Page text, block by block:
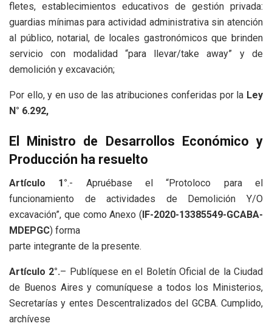
fletes, establecimientos educativos de gestión privada:
guardias mínimas para actividad administrativa sin atención
al público, notarial, de locales gastronómicos que brinden
servicio con modalidad “para llevar/take away” y de
demolición y excavación;
Por ello, y en uso de las atribuciones conferidas por la Ley
N° 6.292,
El Ministro de Desarrollos Económico y
Producción ha resuelto
Artículo 1°.- Apruébase el “Protoloco para el
funcionamiento de actividades de Demolición Y/O
excavación”, que como Anexo (IF-2020-13385549-GCABA-
MDEPGC) forma
parte integrante de la presente.
Artículo 2°.– Publíquese en el Boletín Oficial de la Ciudad
de Buenos Aires y comuníquese a todos los Ministerios,
Secretarías y entes Descentralizados del GCBA. Cumplido,
archívese